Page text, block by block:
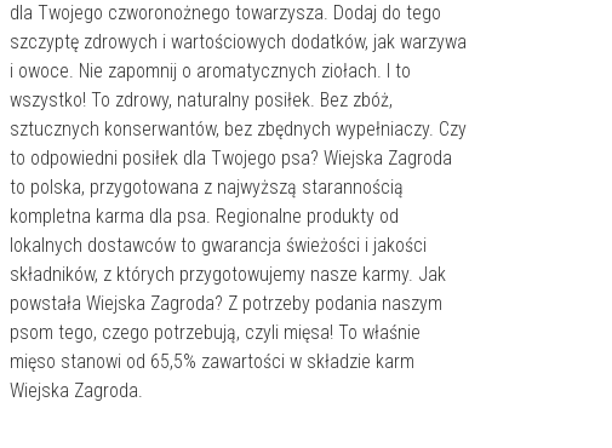
dla Twojego czworonożnego towarzysza. Dodaj do tego
szczyptę zdrowych i wartościowych dodatków, jak warzywa
i owoce. Nie zapomnij o aromatycznych ziołach. I to
wszystko! To zdrowy, naturalny posiłek. Bez zbóż,
sztucznych konserwantów, bez zbędnych wypełniaczy. Czy
to odpowiedni posiłek dla Twojego psa? Wiejska Zagroda
to polska, przygotowana z najwyższą starannością
kompletna karma dla psa. Regionalne produkty od
lokalnych dostawców to gwarancja świeżości i jakości
składników, z których przygotowujemy nasze karmy. Jak
powstała Wiejska Zagroda? Z potrzeby podania naszym
psom tego, czego potrzebują, czyli mięsa! To właśnie
mięso stanowi od 65,5% zawartości w składzie karm
Wiejska Zagroda.